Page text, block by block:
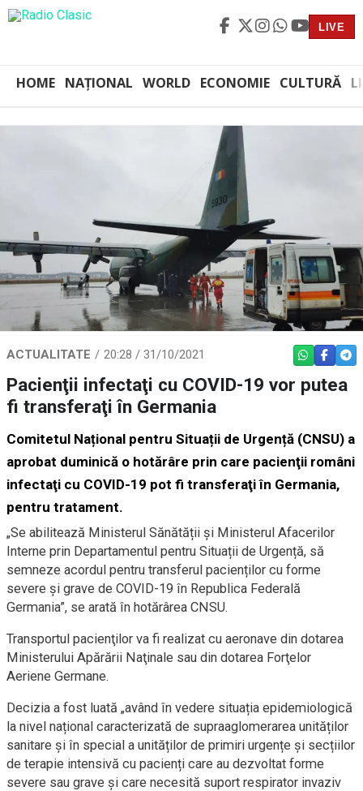
LIVE
HOME NAȚIONAL WORLD ECONOMIE CULTURĂ
ACTUALITATE 20:28 / 31/10/2021 WHATSAPP
Pacienţii infectaţi cu COVID-19 vor putea
fi transferaţi în Germania
Comitetul Național pentru Situații de Urgență (CNSU) a
aprobat duminică o hotărâre prin care pacienţii români
infectaţi cu COVID-19 pot fi transferaţi în Germania,
pentru tratament.
„Se abilitează Ministerul Sănătății și Ministerul Afacerilor
Interne prin Departamentul pentru Situații de Urgență, să
semneze acordul pentru transferul pacienților cu forme
severe și grave de COVID-19 în Republica Federală
Germania”, se arată în hotărârea CNSU.
Transportul pacienţilor va fi realizat cu aeronave din dotarea
Ministerului Apărării Naţinale sau din dotarea Forţelor
Aeriene Germane.
Decizia a fost luată „având în vedere situația epidemiologică
la nivel național caracterizată de supraaglomerarea unităților
sanitare și în special a unităților de primiri urgențe și secțiilor
de terapie intensivă cu pacienți care au dezvoltat forme
severe sau grave și care necesită suport respirator invaziv